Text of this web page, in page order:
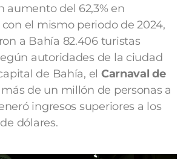
aumento del 62,3% en
el mismo periodo de 2024,
a Bahía 82.406 turistas
autoridades de la ciudad
de Bahía, el Carnaval de
de un millón de personas a
ingresos superiores a los
dólares.